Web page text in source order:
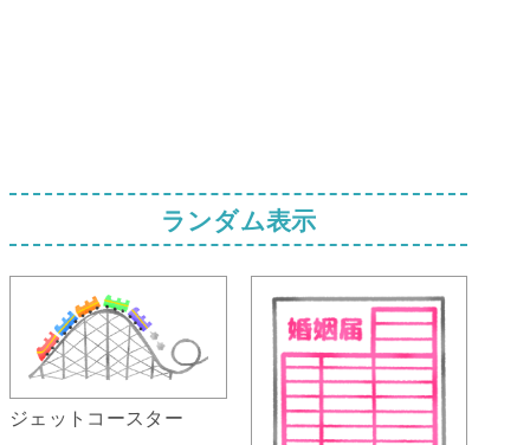
ランダム表示
ジェットコースター